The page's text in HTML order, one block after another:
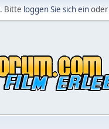
Bitte loggen Sie sich einoder